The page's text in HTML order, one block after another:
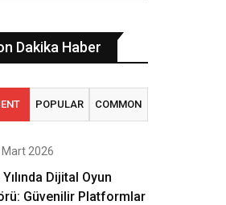
Dakika Haber
POPULAR COMMON
Mart 2026
Dijital Oyun
Güvenilir Platformlar